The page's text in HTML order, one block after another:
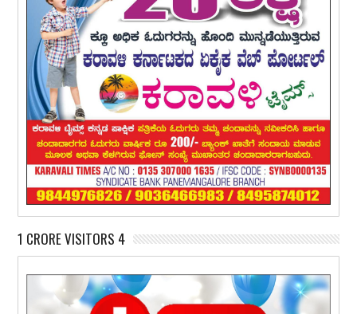
1 CRORE VISITORS 4